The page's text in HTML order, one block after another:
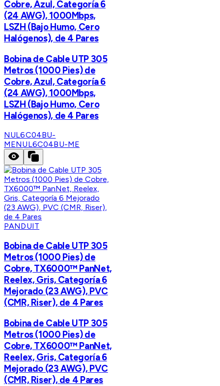
Cobre, Azul, Categoría 6
(24 AWG), 1000Mbps,
LSZH (Bajo Humo, Cero
Halógenos), de 4 Pares
Bobina de Cable UTP 305
Metros (1000 Pies) de
Cobre, Azul, Categoría 6
(24 AWG), 1000Mbps,
LSZH (Bajo Humo, Cero
Halógenos), de 4 Pares
NUL6C04BU-
MENUL6C04BU-ME
PANDUIT
Bobina de Cable UTP 305
Metros (1000 Pies) de
Cobre, TX6000™ PanNet,
Reelex, Gris, Categoría 6
Mejorado (23 AWG), PVC
(CMR, Riser), de 4 Pares
Bobina de Cable UTP 305
Metros (1000 Pies) de
Cobre, TX6000™ PanNet,
Reelex, Gris, Categoría 6
Mejorado (23 AWG), PVC
(CMR, Riser), de 4 Pares